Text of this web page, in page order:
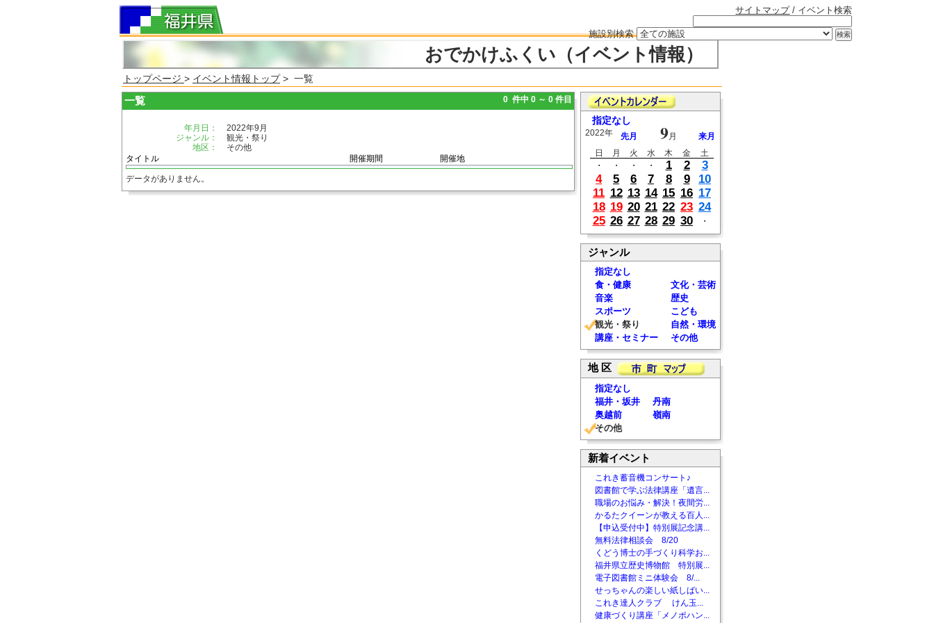
サイトマップ/ イベント検索
施設別検索
おでかけふくい（イベント情報）
トップページ > イベント情報トップ> 一覧
一覧 0 件中 0 ～ 0 件目
年月日：
2022年9月
ジャンル：
観光・祭り
地区：
その他
タイトル
開催期間 開催地
データがありません。
指定なし
2022年 先月 9月
来月
日
月 火 水 木 金
土
・
・ ・ ・ 1 2
3
4
5 6 7 8 9
10
11 12 13 14 15 16 17
18 19 20 21 22 23 24
25 26 27 28 29 30 ・
ジャンル
指定なし
食・健康
文化・芸術
音楽
歴史
スポーツ
こども
観光・祭り
自然・環境
講座・セミナー
その他
地 区
指定なし
福井・坂井
丹南
奥越前
嶺南
その他
新着イベント
これき蓄音機コンサート♪
図書館で学ぶ法律講座「遺言...
職場のお悩み・解決！夜間労...
かるたクイーンが教える百人...
【申込受付中】特別展記念講...
無料法律相談会 8/20
くどう博士の手づくり科学お...
福井県立歴史博物館 特別展...
電子図書館ミニ体験会 8/...
せっちゃんの楽しい紙しばい...
これき達人クラブ けん玉...
健康づくり講座「メノポハン...